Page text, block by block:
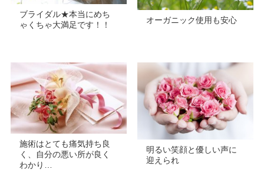
ブライダル★本当にめち
ゃくちゃ大満足です！！
オーガニック使用も安心
施術はとても痛気持ち良
く、自分の悪い所が良く
わかり…
明るい笑顔と優しい声に
迎えられ